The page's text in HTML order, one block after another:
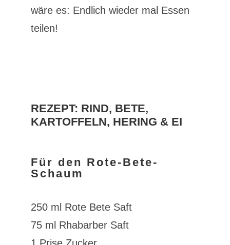
wäre es: Endlich wieder mal Essen
teilen!
REZEPT: RIND, BETE,
KARTOFFELN, HERING & EI
Für den Rote-Bete-
Schaum
250 ml Rote Bete Saft
75 ml Rhabarber Saft